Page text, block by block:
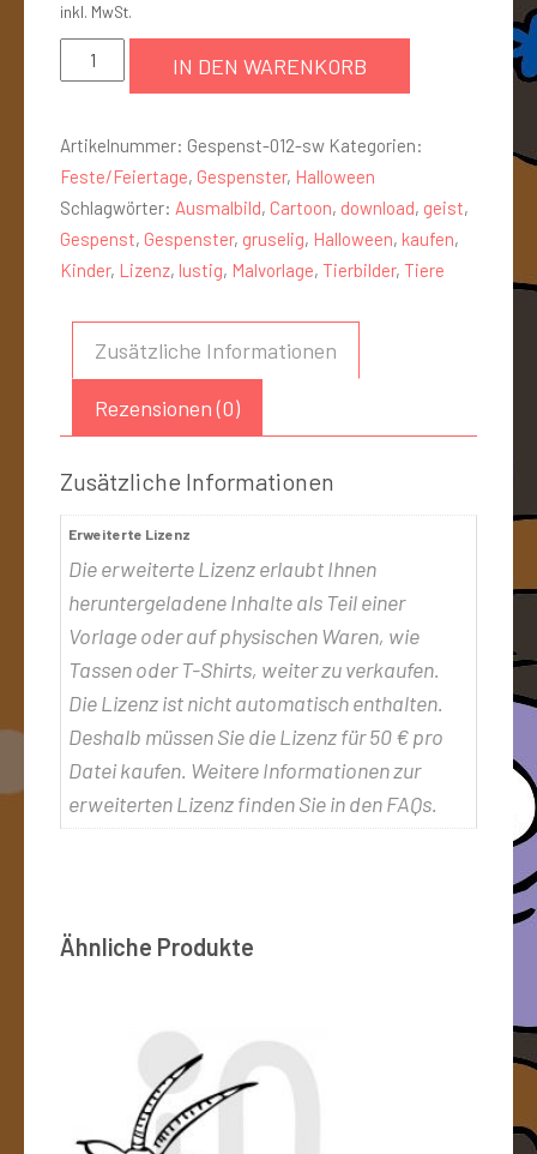
inkl. MwSt.
IN DEN WARENKORB
Artikelnummer: Gespenst-012-sw Kategorien:
Feste/Feiertage, Gespenster, Halloween
Schlagwörter: Ausmalbild, Cartoon, download, geist,
Gespenst, Gespenster, gruselig, Halloween, kaufen,
Kinder, Lizenz, lustig, Malvorlage, Tierbilder, Tiere
Zusätzliche Informationen
Rezensionen (0)
Zusätzliche Informationen
Erweiterte Lizenz
Die erweiterte Lizenz erlaubt Ihnen
heruntergeladene Inhalte als Teil einer
Vorlage oder auf physischen Waren, wie
Tassen oder T-Shirts, weiter zu verkaufen.
Die Lizenz ist nicht automatisch enthalten.
Deshalb müssen Sie die Lizenz für 50 € pro
Datei kaufen. Weitere Informationen zur
erweiterten Lizenz finden Sie in den FAQs.
Ähnliche Produkte